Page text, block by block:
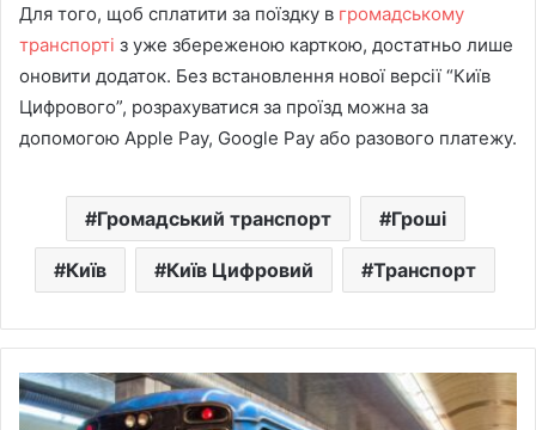
Для того, щоб сплатити за поїздку в громадському
транспорті з уже збереженою карткою, достатньо лише
оновити додаток. Без встановлення нової версії “Київ
Цифрового”, розрахуватися за проїзд можна за
допомогою Apple Pay, Google Pay або разового платежу.
Громадський транспорт Гроші
Київ Київ Цифровий Транспорт
Новий
транспорт